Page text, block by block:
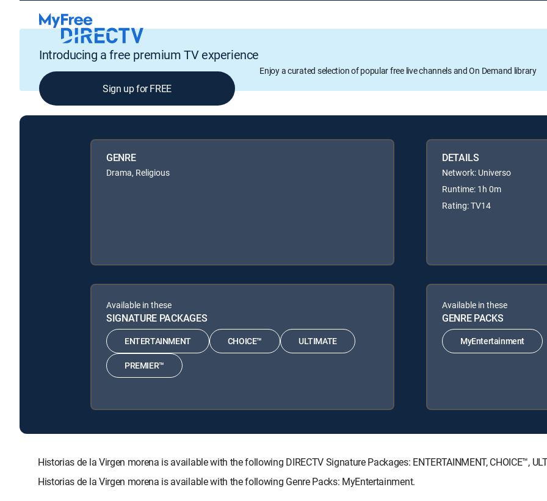
Introducing a free premium TV experience
Enjoy a curated selection of popular free live channels and On Demand library
Sign up for FREE
GENRE
Drama, Religious
DETAILS
Network: Universo
Runtime: 1h 0m
Rating: TV14
Available in these
SIGNATURE PACKAGES
ENTERTAINMENT CHOICE™ ULTIMATE
PREMIER™
Available in these
GENRE PACKS
MyEntertainment
Historias de la Virgen morena is available with the following DIRECTV Signature Packages: ENTERTAINMENT, CHOICE™,
Historias de la Virgen morena is available with the following Genre Packs: MyEntertainment.